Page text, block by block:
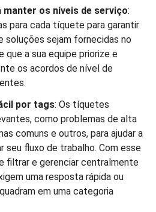
manter os níveis de serviço:
para cada tíquete para garantir
soluções sejam fornecidas no
que a sua equipe priorize e
os acordos de nível de
por tags: Os tíquetes
como problemas de alta
comuns e outros, para ajudar a
seu fluxo de trabalho. Com esse
filtrar e gerenciar centralmente
uma resposta rápida ou
em uma categoria